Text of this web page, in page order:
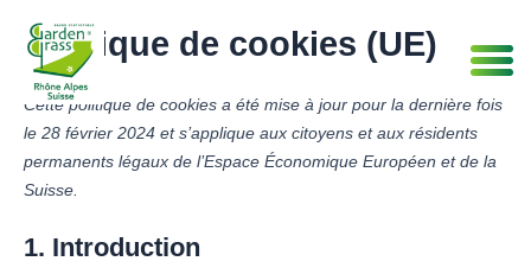
contenu
Politique de cookies (UE)
Cette politique de cookies a été mise à jour pour la dernière fois
le 28 février 2024 et s’applique aux citoyens et aux résidents
permanents légaux de l’Espace Économique Européen et de la
Suisse.
1. Introduction
to
service
google-
recaptcha
to
service
wordpress
to
service
google-
analytics
to
service
haproxy
to
service
divers